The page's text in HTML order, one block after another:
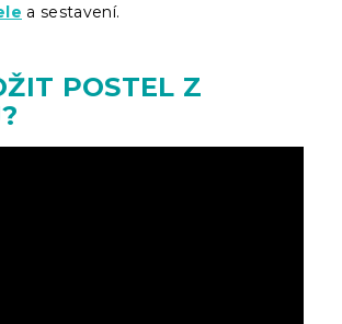
a sestavení.
POSTEL Z